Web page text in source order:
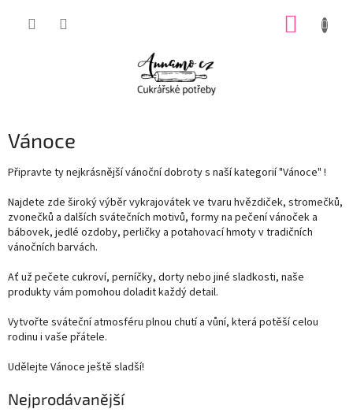
Vánoce
Připravte ty nejkrásnější vánoční dobroty s naší kategorií "Vánoce" !
Najdete zde široký výběr vykrajovátek ve tvaru hvězdiček, stromečků,
zvonečků a dalších svátečních motivů, formy na pečení vánoček a
bábovek, jedlé ozdoby, perličky a potahovací hmoty v tradičních
vánočních barvách.
Ať už pečete cukroví, perníčky, dorty nebo jiné sladkosti, naše
produkty vám pomohou doladit každý detail.
Vytvořte sváteční atmosféru plnou chutí a vůní, která potěší celou
rodinu i vaše přátele.
Udělejte Vánoce ještě sladší!
Nejprodávanější